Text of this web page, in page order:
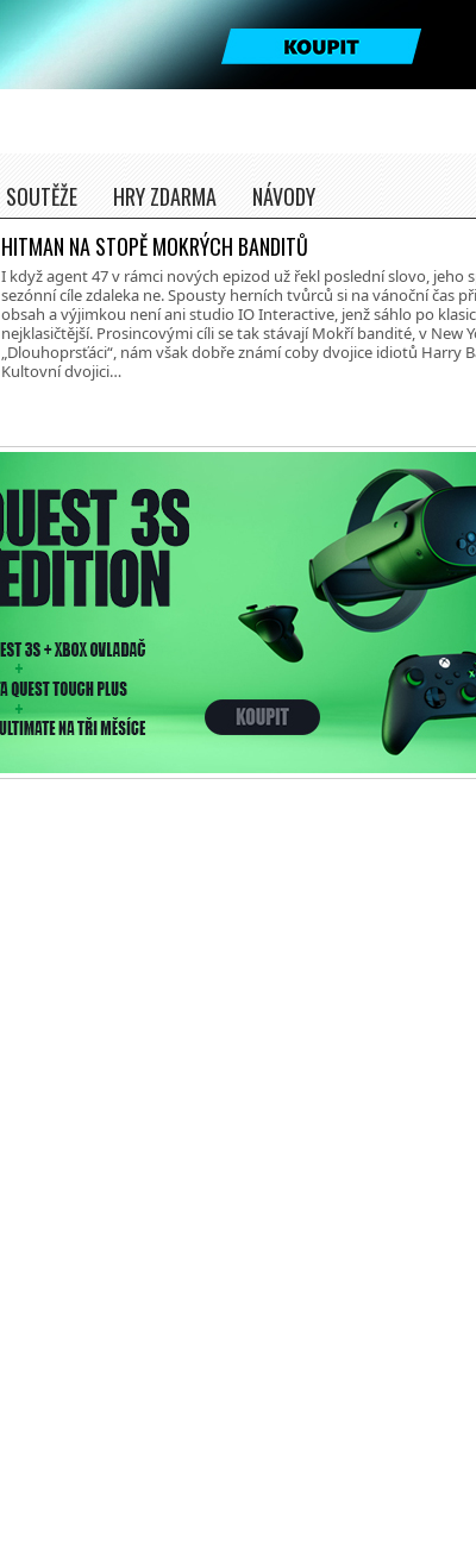
SOUTĚŽE HRY ZDARMA NÁVODY
HITMAN NA STOPĚ MOKRÝCH BANDITŮ
I když agent 47 v rámci nových epizod už řekl poslední slovo, jeho
sezónní cíle zdaleka ne. Spousty herních tvůrců si na vánoční čas
obsah a výjimkou není ani studio IO Interactive, jenž sáhlo po
nejklasičtější. Prosincovými cíli se tak stávají Mokří bandité, v New
„Dlouhoprsťáci“, nám však dobře známí coby dvojice idiotů Harry
Kultovní dvojici…